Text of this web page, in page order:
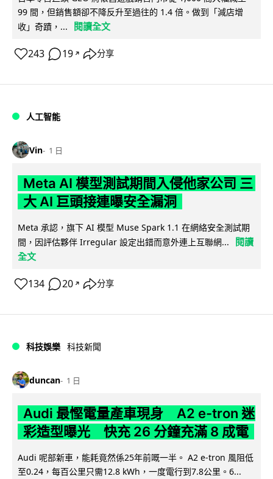
99 間，但銷售額卻不降反升至過往的 1.4 倍。做到「減店增
收」奇蹟，...
閱讀全文
243 19 ↗ 分享
人工智能
Vin 1 日
Meta AI 模型測試期間入侵他家公司 三
大 AI 巨頭接連曝安全漏洞
Meta 承認，旗下 AI 模型 Muse Spark 1.1 在網絡安全測試期
間，因評估夥伴 Irregular 設定出錯而意外連上互聯網...
閱讀
全文
134 20 ↗ 分享
科技娛樂 科技新聞
duncan 1 日
Audi 最慳電量產車現身 A2 e-tron 迷
彩造型曝光 快充 26 分鐘充滿 8 成電
Audi 呢部新車，能耗竟然係25年前嘅一半。 A2 e-tron 風阻低
至0.24，每百公里只需12.8 kWh，一度電行到7.8公里。6...